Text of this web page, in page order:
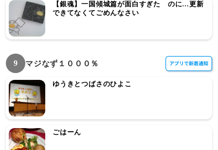
【銀魂】一国傾城篇が面白すぎた のに…更新
できてなくてごめんなさい
9 マジなず１０００％
ゆうきとつばさのひよこ
ごはーん